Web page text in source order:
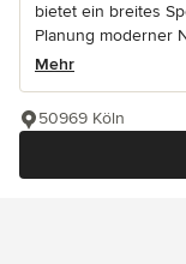
bietet ein breites
Planung moderner
Mehr
50969 Köln